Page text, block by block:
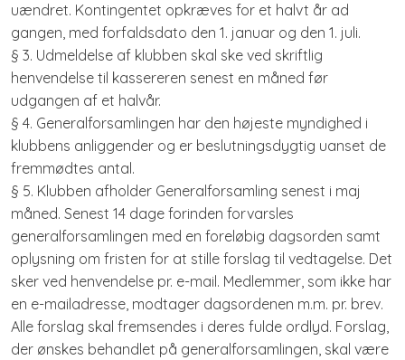
uændret. Kontingentet opkræves for et halvt år ad
gangen, med forfaldsdato den 1. januar og den 1. juli.
§ 3. Udmeldelse af klubben skal ske ved skriftlig
henvendelse til kassereren senest en måned før
udgangen af et halvår.
§ 4. Generalforsamlingen har den højeste myndighed i
klubbens anliggender og er beslutningsdygtig uanset de
fremmødtes antal.
§ 5. Klubben afholder Generalforsamling senest i maj
måned. Senest 14 dage forinden forvarsles
generalforsamlingen med en foreløbig dagsorden samt
oplysning om fristen for at stille forslag til vedtagelse. Det
sker ved henvendelse pr. e-mail. Medlemmer, som ikke har
en e-mailadresse, modtager dagsordenen m.m. pr. brev.
Alle forslag skal fremsendes i deres fulde ordlyd. Forslag,
der ønskes behandlet på generalforsamlingen, skal være